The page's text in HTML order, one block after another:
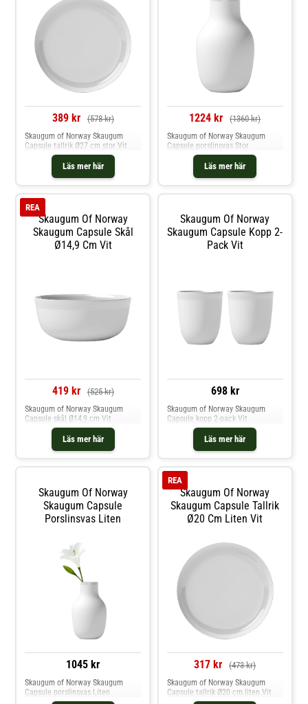
389 kr (578 kr)
Läs mer här
Skaugum of Norway Skaugum
Capsule tallrik Ø27 cm stor Vit
1224 kr (1360 kr)
Läs mer här
Skaugum of Norway Skaugum
Capsule porslinsvas Stor
Skaugum Of Norway
Skaugum Capsule Skål
Ø14,9 Cm Vit
REA
419 kr (525 kr)
Läs mer här
Skaugum of Norway Skaugum
Capsule skål Ø14,9 cm Vit
Skaugum Of Norway
Skaugum Capsule Kopp 2-
Pack Vit
698 kr
Läs mer här
Skaugum of Norway Skaugum
Capsule kopp 2-pack Vit
Skaugum Of Norway
Skaugum Capsule
Porslinsvas Liten
1045 kr
Skaugum of Norway Skaugum
Capsule porslinsvas Liten
Skaugum Of Norway
Skaugum Capsule Tallrik
Ø20 Cm Liten Vit
REA
317 kr (473 kr)
Skaugum of Norway Skaugum
Capsule tallrik Ø20 cm liten Vit